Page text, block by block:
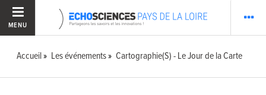
MENU
Accueil Les événements Cartographie(S) - Le Jour de la Carte